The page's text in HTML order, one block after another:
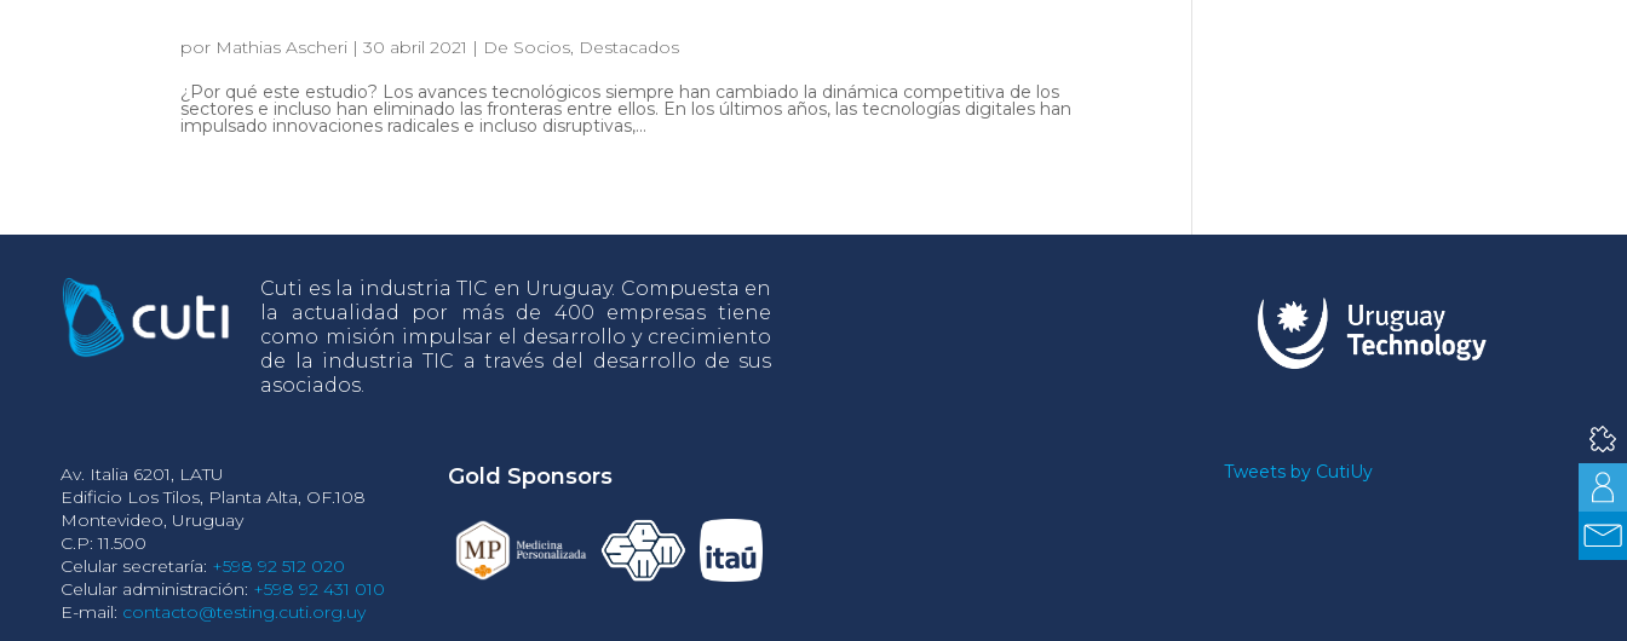
por Mathias Ascheri |30 abril 2021 | De Socios, Destacados
¿Por qué este estudio? Los avances tecnológicos siempre han cambiado la dinámica competitiva de los
sectores e incluso han eliminado las fronteras entre ellos. En los últimos años, las tecnologías digitales han
impulsado innovaciones radicales e incluso disruptivas,...
Cuti es la industria TIC en Uruguay. Compuesta en
la actualidad por más de 400 empresas tiene
como misión impulsar el desarrollo y crecimiento
de la industria TIC a través del desarrollo de sus
asociados.
Av. Italia 6201, LATU
Edificio Los Tilos, Planta Alta, OF.108
Montevideo, Uruguay
C.P: 11.500
Celular secretaría: +598 92 512 020
Celular administración: +598 92 431 010
E-mail: contacto@testing.cuti.org.uy
Gold Sponsors Tweets by CutiUy